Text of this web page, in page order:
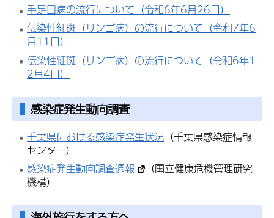
手足口病の流行について（令和6年6月26日）
伝染性紅斑（リンゴ病）の流行について（令和7年6
月11日）
伝染性紅斑（リンゴ病）の流行について（令和6年1
2月4日）
感染症発生動向調査
千葉県における感染症発生状況 （千葉県感染症情報
センター）
感染症発生動向調査週報
（国立健康危機管理研究
機構）